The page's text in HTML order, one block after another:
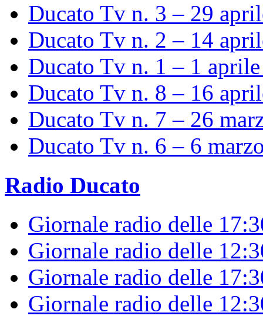
Ducato Tv n. 3 – 29
Ducato Tv n. 2 – 14
Ducato Tv n. 1 – 1
Ducato Tv n. 8 – 16
Ducato Tv n. 7 – 26
Ducato Tv n. 6 – 6
Radio Ducato
Giornale radio delle
Giornale radio delle
Giornale radio delle
Giornale radio delle